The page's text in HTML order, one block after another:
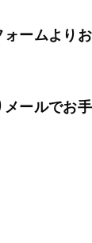
ームより
メールでお